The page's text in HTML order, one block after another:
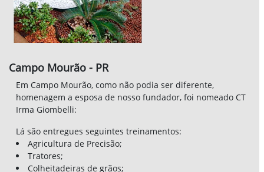
Agricultura de Precisão;
Tratores;
Colheitadeiras de grãos;
Plantadeiras;